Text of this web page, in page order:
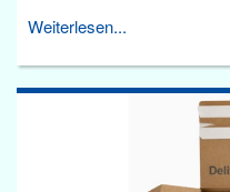
Weiterlesen...